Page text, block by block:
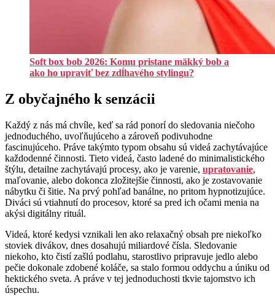
Soft box bob 2026: Komu pristane mäkký bob a
ako ho upraviť bez zdĺhavého stylingu?
Z obyčajného k senzácii
Každý z nás má chvíle, keď sa rád ponorí do sledovania niečoho
jednoduchého, uvoľňujúceho a zároveň podivuhodne
fascinujúceho. Práve takýmto typom obsahu sú videá zachytávajúce
každodenné činnosti. Tieto videá, často ladené do minimalistického
štýlu, detailne zachytávajú procesy, ako je varenie, upratovanie,
maľovanie, alebo dokonca zložitejšie činnosti, ako je zostavovanie
nábytku či šitie. Na prvý pohľad banálne, no pritom hypnotizujúce.
Diváci sú vtiahnutí do procesov, ktoré sa pred ich očami menia na
akýsi digitálny rituál.
Videá, ktoré kedysi vznikali len ako relaxačný obsah pre niekoľko
stoviek divákov, dnes dosahujú miliardové čísla. Sledovanie
niekoho, kto čistí zašlú podlahu, starostlivo pripravuje jedlo alebo
pečie dokonale zdobené koláče, sa stalo formou oddychu a úniku od
hektického sveta. A práve v tej jednoduchosti tkvie tajomstvo ich
úspechu.